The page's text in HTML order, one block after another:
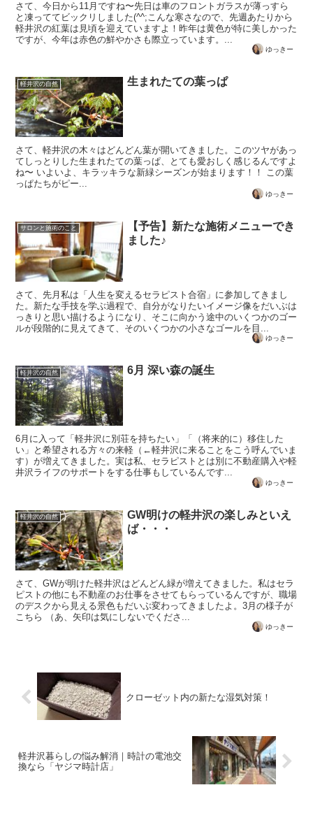
さて、今日から11月ですね〜先日は車のフロントガラスが薄っすら
と凍っててビックリしました(^^;こんな寒さなので、先週あたりから
軽井沢の紅葉は見頃を迎えていますよ！昨年は黄色が特に美しかった
ですが、今年は赤色の鮮やかさも際立っています。...
ゆっきー
軽井沢の自然 生まれたての葉っぱ
さて、軽井沢の木々はどんどん葉が開いてきました。このツヤがあっ
てしっとりした生まれたての葉っぱ、とても愛おしく感じるんですよ
ね〜 いよいよ、キラッキラな新緑シーズンが始まります！！ この葉
っぱたちがピー...
ゆっきー
サロンと施術のこと
【予告】新たな施術メニューでき
ました♪
さて、先月私は「人生を変えるセラピスト合宿」に参加してきまし
た。新たな手技を学ぶ過程で、自分がなりたいイメージ像をだいぶは
っきりと思い描けるようになり、そこに向かう途中のいくつかのゴー
ルが段階的に見えてきて、そのいくつかの小さなゴールを目...
ゆっきー
軽井沢の自然 6月 深い森の誕生
6月に入って「軽井沢に別荘を持ちたい」「（将来的に）移住した
い」と希望される方々の来軽（←軽井沢に来ることをこう呼んでいま
す）が増えてきました。実は私、セラピストとは別に不動産購入や軽
井沢ライフのサポートをする仕事もしているんです...
ゆっきー
軽井沢の自然
GW明けの軽井沢の楽しみといえ
ば・・・
さて、GWが明けた軽井沢はどんどん緑が増えてきました。私はセラ
ピストの他にも不動産のお仕事をさせてもらっているんですが、職場
のデスクから見える景色もだいぶ変わってきましたよ。3月の様子が
こちら （あ、矢印は気にしないでくださ...
ゆっきー
クローゼット内の新たな湿気対策！
軽井沢暮らしの悩み解消｜時計の電池交
換なら「ヤジマ時計店」